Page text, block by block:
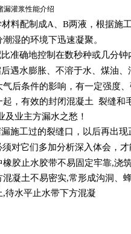
漏灌浆性能介绍
料配制成A、B两液，根据施
湿的环境下迅速凝聚。
准确地控制在数秒种或几分
遇水膨胀、不溶于水、煤油
后条件的影响，有一定强度
起，有效的封闭混凝土 裂缝和
及业主方漏水之愁！
施工过的裂缝口，以后再出
对它们多加分析深入体会，
胶止水胶带不易固定牢靠,浇
混凝土不易密实,常形成沟洞
待水平止水带下方混凝